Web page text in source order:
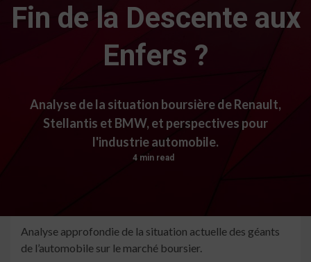
Fin de la Descente aux
Enfers ?
Analyse de la situation boursière de Renault,
Stellantis et BMW, et perspectives pour
l'industrie automobile.
4 min read
Analyse approfondie de la situation actuelle des géants
de l’automobile sur le marché boursier.